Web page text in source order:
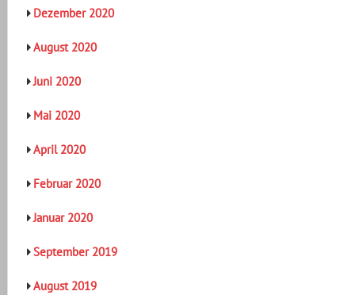
Dezember 2020
August 2020
Juni 2020
Mai 2020
April 2020
Februar 2020
Januar 2020
September 2019
August 2019